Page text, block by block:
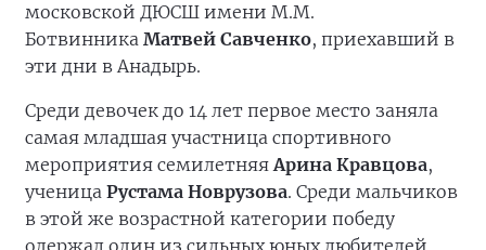
московской ДЮСШ имени М.М.
Ботвинника Матвей Савченко, приехавший в
эти дни в Анадырь.
Среди девочек до 14 лет первое место заняла
самая младшая участница спортивного
мероприятия семилетняяАрина Кравцова,
ученица Рустама Новрузова. Среди мальчиков
в этой же возрастной категории победу